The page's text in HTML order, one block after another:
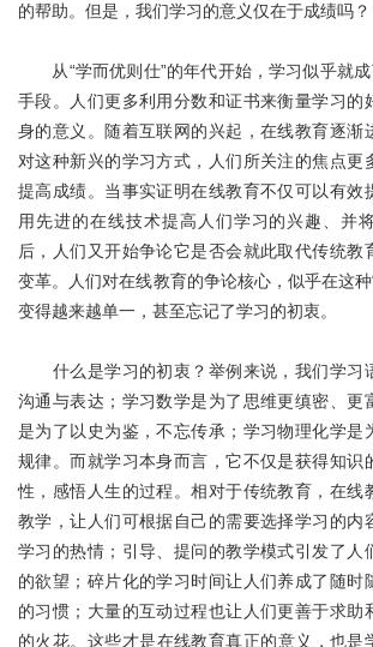
课程资源
关于我们
的帮助。但是，我们学习的意义仅在于成绩吗？
从“学而优则仕”的年代开始，学习似乎就成
手段。人们更多利用分数和证书来衡量学习的
身的意义。随着互联网的兴起，在线教育逐渐
对这种新兴的学习方式，人们所关注的焦点更
提高成绩。当事实证明在线教育不仅可以有效
用先进的在线技术提高人们学习的兴趣、并
后，人们又开始争论它是否会就此取代传统教
变革。人们对在线教育的争论核心，似乎在这种
变得越来越单一，甚至忘记了学习的初衷。
什么是学习的初衷？举例来说，我们学习
沟通与表达；学习数学是为了思维更缜密、更
是为了以史为鉴，不忘传承；学习物理化学是
规律。而就学习本身而言，它不仅是获得知识
性，感悟人生的过程。相对于传统教育，在线
教学，让人们可根据自己的需要选择学习的内
学习的热情；引导、提问的教学模式引发了人
的欲望；碎片化的学习时间让人们养成了随时
的习惯；大量的互动过程也让人们更善于求助
的火花。这些才是在线教育真正的意义，也